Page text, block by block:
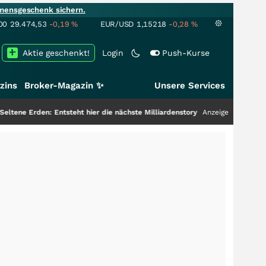
sichern.
29.474,53 -0,19% EUR/USD 1,15218 -0,28 %
Login Push-Kurse
Aktie geschenkt!
Broker-Magazin ✨ Unsere Services
Entsteht hier die nächste Milliardenstory?+++ Anzeige